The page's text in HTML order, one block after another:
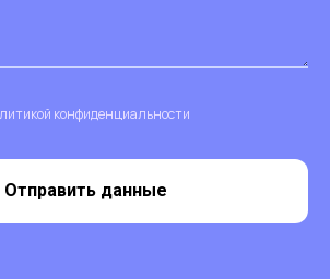
конфиденциальности
Отправить данные